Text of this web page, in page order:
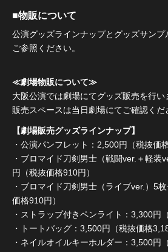
■物販について
公演グッズラインナップとグッズサンプ
ご参照ください。
≪劇場物販について≫
大阪公演では劇場にてグッズ販売を行い
販売スペースは当日劇場にてご確認くだ
【劇場販売グッズラインナップ】
・公演パンフレット：2,500円（税抜価
・ブロマイド刀剣男士（戦闘ver.＋軽装
円（税抜価格910円）
・ブロマイド刀剣男士（ライブver.）5
価格910円）
・ストラップ付きペンライト：3,300円
・トートバッグ：3,500円（税抜価格
・ネイルオイルキーホルダー：3,500円